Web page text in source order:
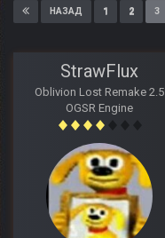
НАЗАД 1 2 3
StrawFlux
Oblivion Lost Remake 2.5
OGSR Engine